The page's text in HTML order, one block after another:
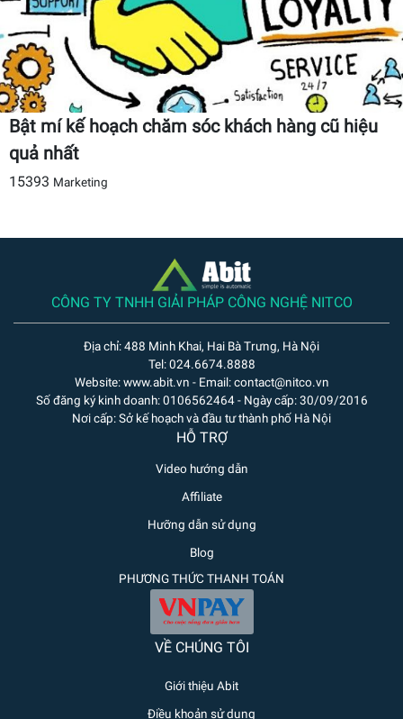
Bật mí kế hoạch chăm sóc khách hàng cũ hiệu
quả nhất
15393 Marketing
CÔNG TY TNHH GIẢI PHÁP CÔNG NGHỆ NITCO
Địa chỉ: 488 Minh Khai, Hai Bà Trưng, Hà Nội
Tel: 024.6674.8888
Website: www.abit.vn - Email: contact@nitco.vn
Số đăng ký kinh doanh: 0106562464 - Ngày cấp: 30/09/2016
Nơi cấp: Sở kế hoạch và đầu tư thành phố Hà Nội
HỖ TRỢ
Video hướng dẫn
Affiliate
Hưỡng dẫn sử dụng
Blog
PHƯƠNG THỨC THANH TOÁN
VỀ CHÚNG TÔI
Giới thiệu Abit
Điều khoản sử dụng